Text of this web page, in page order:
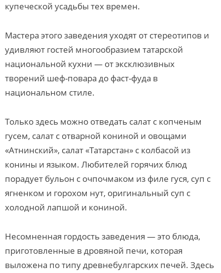
купеческой усадьбы тех времен.
Мастера этого заведения уходят от стереотипов и
удивляют гостей многообразием татарской
национальной кухни — от эксклюзивных
творений шеф-повара до фаст-фуда в
национальном стиле.
Только здесь можно отведать салат с копченым
гусем, салат с отварной кониной и овощами
«Атнинский», салат «Татарстан» с колбасой из
конины и языком. Любителей горячих блюд
порадует бульон с очпочмаком из филе гуся, суп с
ягненком и горохом нут, оригинальный суп с
холодной лапшой и кониной.
Несомненная гордость заведения — это блюда,
приготовленные в дровяной печи, которая
выложена по типу древнебулгарских печей. Здесь